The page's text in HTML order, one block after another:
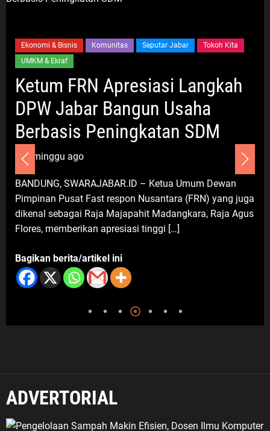
Luar Negeri, Poltekim Jadi Jalan
Masa Depan
Umum
Sosialisasi Kemenduk Bangga di
Bekasi, Cellica Nurachadiana Ajak
Masyarakat Cegah Stunting dan
Wujudkan Keluarga Berkualitas
6 Agustus 2026
Ekonomi & Bisnis Komunitas Seputar Jabar
Tokoh Kita
UMKM & Ekraf
Ketum FRN Apresiasi Langkah
DPW Jabar Bangun Usaha
Berbasis Peningkatan SDM
3 minggu ago
BANDUNG, SWARAJABAR.ID – Ketua Umum Dewan
Pimpinan Pusat Fast respon Nusantara (FRN) yang juga
dikenal sebagai Raja Majapahit Madangkara, Raja Agus
Flores, memberikan apresiasi tinggi […]
Bagikan berita/artikel ini
ADVERTORIAL